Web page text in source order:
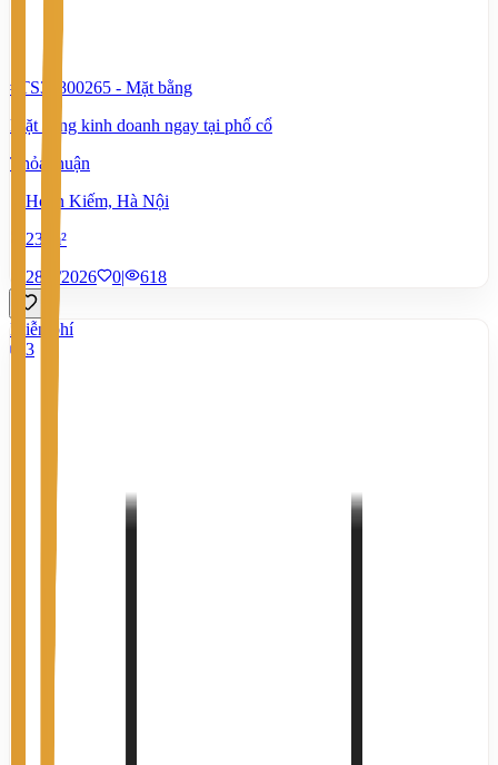
#TS37800265 - Mặt bằng
Mặt bằng kinh doanh ngay tại phố cổ
Thỏa thuận
Hoàn Kiếm, Hà Nội
23 m²
28/7/2026
0| 618
Miễn phí
3